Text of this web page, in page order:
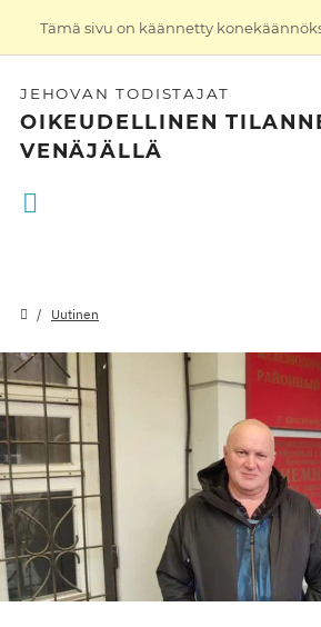
Tämä sivu on käännetty
JEHOVAN TODISTAJAT
OIKEUDELLINEN
VENÄJÄLLÄ
Uutinen